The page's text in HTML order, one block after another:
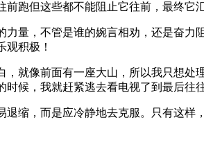
跑但这些都不能阻止它往前，最终它
量，不管是谁的婉言相劝，还是奋
积极！
就像前面有一座大山，所以我只想
候，我就赶紧逃去看电视了到最后往
缩，而是应冷静地去克服。只有这样